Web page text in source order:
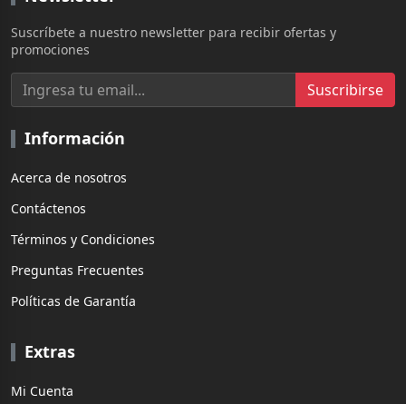
Suscríbete a nuestro newsletter para recibir ofertas y
promociones
Suscribirse
Información
Acerca de nosotros
Contáctenos
Términos y Condiciones
Preguntas Frecuentes
Políticas de Garantía
Extras
Mi Cuenta